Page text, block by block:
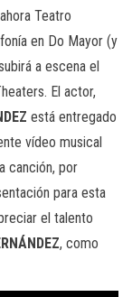
Teatro
en Do Mayor (y
a escena el
El actor,
está entregado
vídeo musical
canción, por
para esta
el talento
, como